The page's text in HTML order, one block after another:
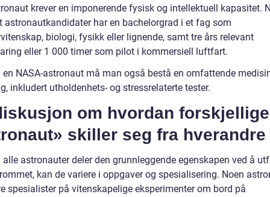
krever en imponerende fysisk og intellektuell kapasitet.
astronautkandidater har en bachelorgrad i et fag som
biologi, fysikk eller lignende, samt tre års relevant
eller 1 000 timer som pilot i kommersiell luftfart.
en NASA-astronaut må man også bestå en omfattende
inkludert utholdenhets- og stressrelaterte tester.
om hvordan forskjellige
skiller seg fra hverandre
alle astronauter deler den grunnleggende egenskapen ved å
kan de variere i oppgaver og spesialisering. Noen
spesialister på vitenskapelige eksperimenter om bord på